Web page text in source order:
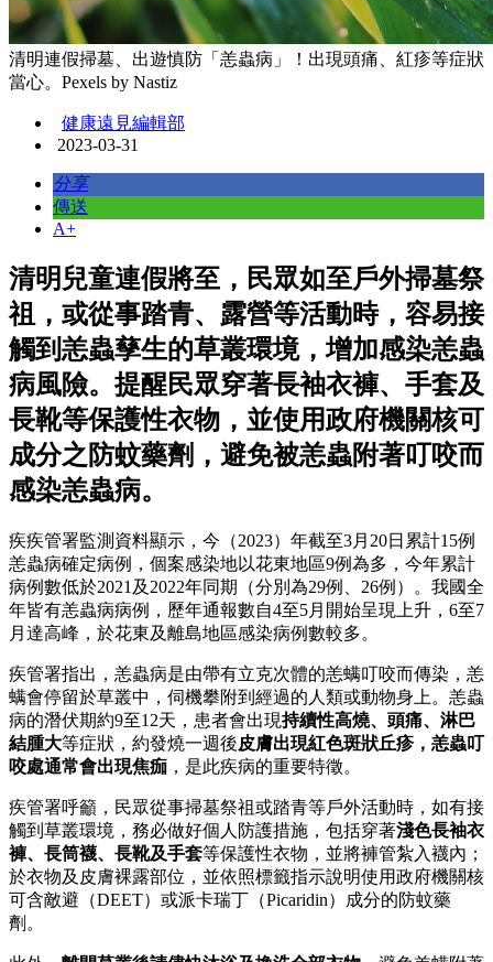
清明連假掃墓、出遊慎防「恙蟲病」！出現頭痛、紅疹等症狀
當心。Pexels by Nastiz
健康遠見編輯部
2023-03-31
分享
傳送
A+
清明兒童連假將至，民眾如至戶外掃墓祭
祖，或從事踏青、露營等活動時，容易接
觸到恙蟲孳生的草叢環境，增加感染恙蟲
病風險。提醒民眾穿著長袖衣褲、手套及
長靴等保護性衣物，並使用政府機關核可
成分之防蚊藥劑，避免被恙蟲附著叮咬而
感染恙蟲病。
疾疾管署監測資料顯示，今（2023）年截至3月20日累計15例
恙蟲病確定病例，個案感染地以花東地區9例為多，今年累計
病例數低於2021及2022年同期（分別為29例、26例）。我國全
年皆有恙蟲病病例，歷年通報數自4至5月開始呈現上升，6至7
月達高峰，於花東及離島地區感染病例數較多。
疾管署指出，恙蟲病是由帶有立克次體的恙螨叮咬而傳染，恙
螨會停留於草叢中，伺機攀附到經過的人類或動物身上。恙蟲
病的潛伏期約9至12天，患者會出現持續性高燒、頭痛、淋巴
結腫大等症狀，約發燒一週後皮膚出現紅色斑狀丘疹，恙蟲叮
咬處通常會出現焦痂 ，是此疾病的重要特徵。
疾管署呼籲，民眾從事掃墓祭祖或踏青等戶外活動時，如有接
觸到草叢環境，務必做好個人防護措施，包括穿著淺色長袖衣
褲、長筒襪、長靴及手套等保護性衣物，並將褲管紮入襪內；
於衣物及皮膚裸露部位，並依照標籤指示說明使用政府機關核
可含敵避（DEET）或派卡瑞丁（Picaridin）成分的防蚊藥
劑。